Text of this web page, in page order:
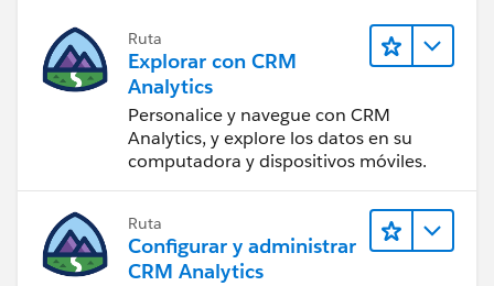
Ruta
Explorar con CRM
Analytics
Personalice y navegue con CRM
Analytics, y explore los datos en su
computadora y dispositivos móviles.
Ruta
Configurar y administrar
CRM Analytics